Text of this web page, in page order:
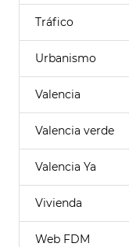
Tráfico
Urbanismo
Valencia
Valencia verde
Valencia Ya
Vivienda
Web FDM